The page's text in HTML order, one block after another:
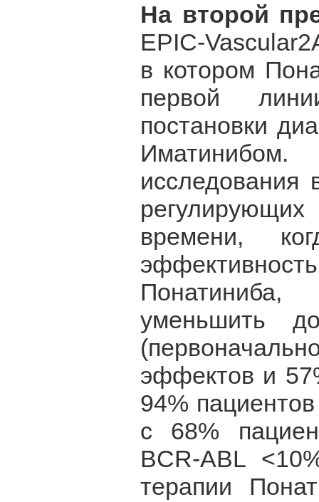
На второй
EPIC-
в котором
первой
постановки
исследования
времени,
уменьшить
эффектов и
94%
с 68%
BCR-ABL
терапии